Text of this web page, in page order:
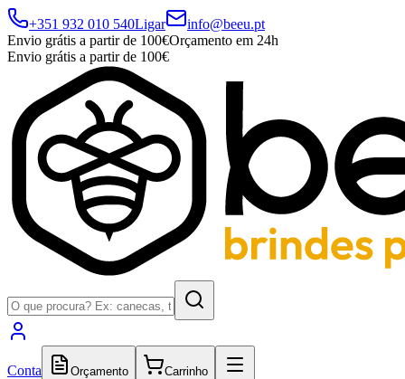
+351 932 010 540Ligar
info@beeu.pt
Envio grátis a partir de 100€Orçamento em 24h
Envio grátis a partir de 100€
Conta Orçamento Carrinho